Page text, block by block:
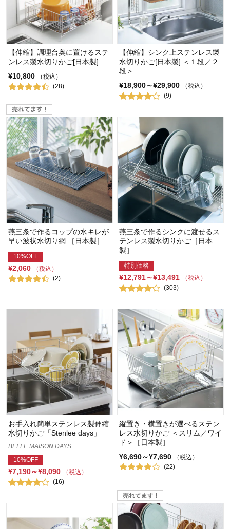
【伸縮】調理台奥に置けるステ
ンレス製水切りかご[日本製]
¥10,800
（税込）
(28)
【伸縮】シンク上ステンレス製
水切りかご[日本製] ＜１段／２
段＞
¥18,900～¥29,900
（税込）
(9)
燕三条で作るコップの水キレが
早い波状水切り網 ［日本製］
10%OFF
¥2,060
（税込）
(2)
燕三条で作るシンクに渡せるス
テンレス製水切りかご［日本
製］
特別価格
¥12,791～¥13,491
（税込）
(303)
お手入れ簡単ステンレス製伸縮
水切りかご「Stenlee days」
BELLE MAISON DAYS
10%OFF
¥7,190～¥8,090
（税込）
(16)
縦置き・横置きが選べるステン
レス水切りかご ＜スリム／ワイ
ド＞［日本製］
¥6,690～¥7,690
（税込）
(22)